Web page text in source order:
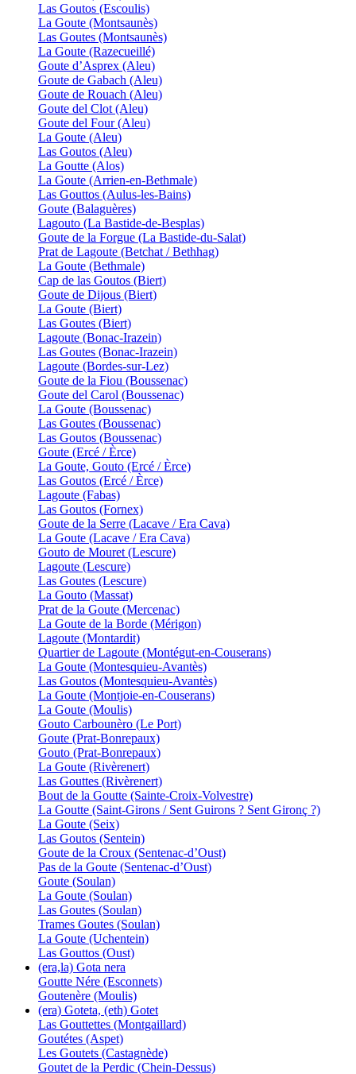
Las Goutos (Escoulis)
La Goute (Montsaunès)
Las Goutes (Montsaunès)
La Goute (Razecueillé)
Goute d’Asprex (Aleu)
Goute de Gabach (Aleu)
Goute de Rouach (Aleu)
Goute del Clot (Aleu)
Goute del Four (Aleu)
La Goute (Aleu)
Las Goutos (Aleu)
La Goutte (Alos)
La Goute (Arrien-en-Bethmale)
Las Gouttos (Aulus-les-Bains)
Goute (Balaguères)
Lagouto (La Bastide-de-Besplas)
Goute de la Forgue (La Bastide-du-Salat)
Prat de Lagoute (Betchat / Bethhag)
La Goute (Bethmale)
Cap de las Goutos (Biert)
Goute de Dijous (Biert)
La Goute (Biert)
Las Goutes (Biert)
Lagoute (Bonac-Irazein)
Las Goutes (Bonac-Irazein)
Lagoute (Bordes-sur-Lez)
Goute de la Fiou (Boussenac)
Goute del Carol (Boussenac)
La Goute (Boussenac)
Las Goutes (Boussenac)
Las Goutos (Boussenac)
Goute (Ercé / Èrce)
La Goute, Gouto (Ercé / Èrce)
Las Goutos (Ercé / Èrce)
Lagoute (Fabas)
Las Goutos (Fornex)
Goute de la Serre (Lacave / Era Cava)
La Goute (Lacave / Era Cava)
Gouto de Mouret (Lescure)
Lagoute (Lescure)
Las Goutes (Lescure)
La Gouto (Massat)
Prat de la Goute (Mercenac)
La Goute de la Borde (Mérigon)
Lagoute (Montardit)
Quartier de Lagoute (Montégut-en-Couserans)
La Goute (Montesquieu-Avantès)
Las Goutos (Montesquieu-Avantès)
La Goute (Montjoie-en-Couserans)
La Goute (Moulis)
Gouto Carbounèro (Le Port)
Goute (Prat-Bonrepaux)
Gouto (Prat-Bonrepaux)
La Goute (Rivèrenert)
Las Gouttes (Rivèrenert)
Bout de la Goutte (Sainte-Croix-Volvestre)
La Goutte (Saint-Girons / Sent Guirons ? Sent Gironç ?)
La Goute (Seix)
Las Goutos (Sentein)
Goute de la Croux (Sentenac-d’Oust)
Pas de la Goute (Sentenac-d’Oust)
Goute (Soulan)
La Goute (Soulan)
Las Goutes (Soulan)
Trames Goutes (Soulan)
La Goute (Uchentein)
Las Gouttos (Oust)
(era,la) Gota nera
Goutte Nére (Esconnets)
Goutenère (Moulis)
(era) Goteta, (eth) Gotet
Las Gouttettes (Montgaillard)
Goutétes (Aspet)
Les Goutets (Castagnède)
Goutet de la Perdic (Chein-Dessus)